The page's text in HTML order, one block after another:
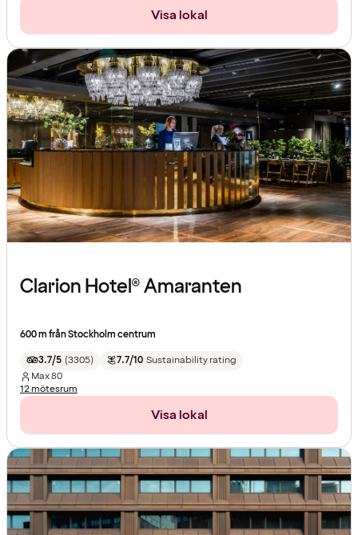
Visa lokal
Clarion Hotel® Amaranten
600 m från Stockholm centrum
3.7/5 (3305) 7.7/10 Sustainability rating
Max80
12 mötesrum
Visa lokal